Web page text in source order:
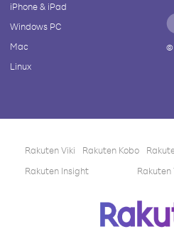
iPhone & iPad
Windows PC
Mac
Linux
©
Rakuten Viki Rakuten Kobo
Rakuten Insight
Rakuten